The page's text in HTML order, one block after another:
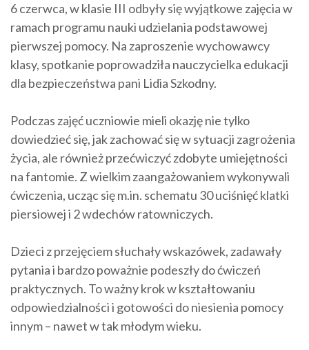
6 czerwca, w klasie III odbyły się wyjątkowe zajęcia w
ramach programu nauki udzielania podstawowej
pierwszej pomocy. Na zaproszenie wychowawcy
klasy, spotkanie poprowadziła nauczycielka edukacji
dla bezpieczeństwa pani Lidia Szkodny.
Podczas zajęć uczniowie mieli okazję nie tylko
dowiedzieć się, jak zachować się w sytuacji zagrożenia
życia, ale również przećwiczyć zdobyte umiejętności
na fantomie. Z wielkim zaangażowaniem wykonywali
ćwiczenia, ucząc się m.in. schematu 30 uciśnięć klatki
piersiowej i 2 wdechów ratowniczych.
Dzieci z przejęciem słuchały wskazówek, zadawały
pytania i bardzo poważnie podeszły do ćwiczeń
praktycznych. To ważny krok w kształtowaniu
odpowiedzialności i gotowości do niesienia pomocy
innym – nawet w tak młodym wieku.